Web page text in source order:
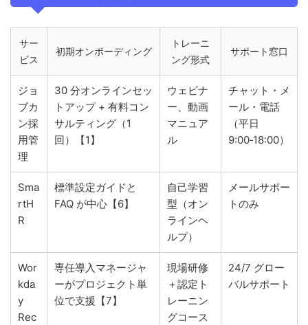
サー
ビス
初期オンボーディング
トレーニ
ング形式
サポート窓口
ジョ
ブカ
ン採
用管
理
30 分オンラインセッ
トアップ + 有料コン
サルティング（1
回）【1】
ウェビナ
ー、動画
マニュア
ル
チャット・メ
ール・電話
（平日
9:00‑18:00）
Sma
rtH
R
標準設定ガイドと
FAQ が中心【6】
自己学習
型（オン
ラインヘ
ルプ）
メールサポー
トのみ
Wor
kda
y
Rec
専任導入マネージャ
ーがプロジェクト単
位で支援【7】
現場研修
＋認定ト
レーニン
グコース
24/7 グロー
バルサポート